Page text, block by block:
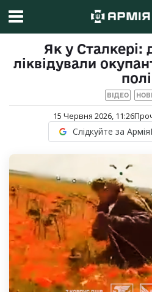
Як у Сталкері:
ліквідували
полі
ВІДЕО
15 Червня 2026, 11:26
Слідкуйте за